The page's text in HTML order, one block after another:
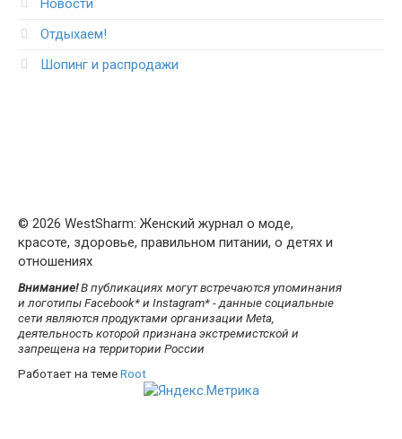
Новости
Отдыхаем!
Шопинг и распродажи
© 2026 WestSharm: Женский журнал о моде,
красоте, здоровье, правильном питании, о детях и
отношениях
Внимание!В публикациях могут встречаются упоминания
и логотипы Facebook* и Instagram* - данные социальные
сети являются продуктами организации Meta,
деятельность которой признана экстремистской и
запрещена на территории России
Работает на темеRoot